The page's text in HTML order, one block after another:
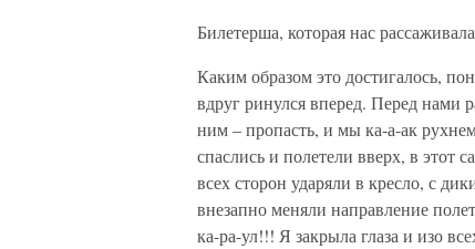
Билетерша, которая нас
Каким образом это достигалось,
вдруг ринулся вперед. Перед нами
ним – пропасть, и мы ка-а-ак
спаслись и полетели вверх, в этот
всех сторон ударяли в кресло, с
внезапно меняли направление
ка-ра-ул!!! Я закрыла глаза и изо